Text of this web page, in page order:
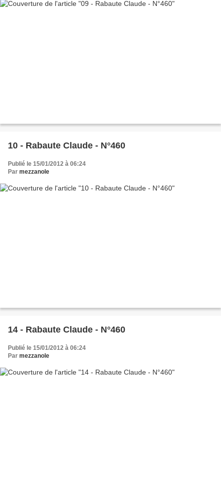
10 - Rabaute Claude - N°460
Publié le 15/01/2012 à 06:24
Par mezzanole
14 - Rabaute Claude - N°460
Publié le 15/01/2012 à 06:24
Par mezzanole